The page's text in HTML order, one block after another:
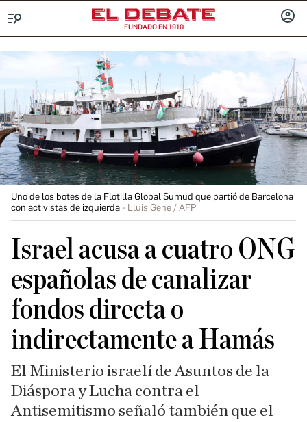
FUNDADO EN 1910
Uno de los botes de la Flotilla Global Sumud que partió de Barcelona
con activistas de izquierda
Lluis Gene / AFP
Israel acusa a cuatro ONG
españolas de canalizar
fondos directa o
indirectamente a Hamás
El Ministerio israelí de Asuntos de la
Diáspora y Lucha contra el
Antisemitismo señaló también que el